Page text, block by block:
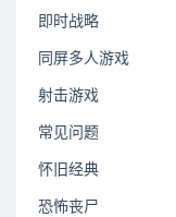
即时战略
同屏多人游戏
射击游戏
常见问题
怀旧经典
恐怖丧尸